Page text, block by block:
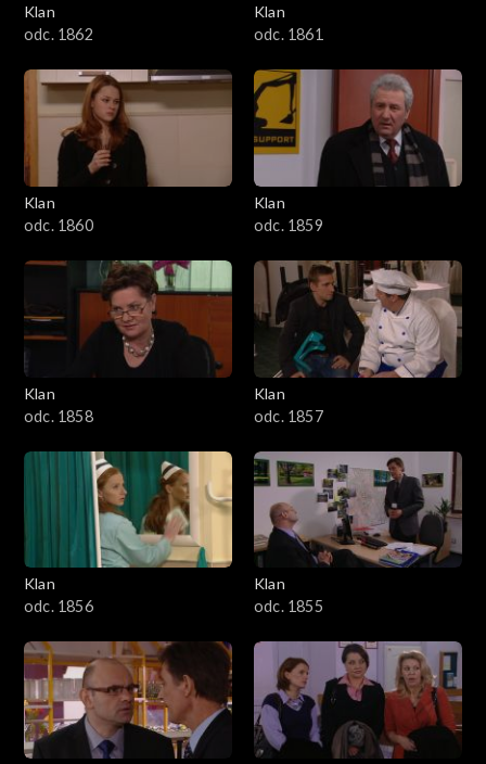
Klan
odc. 1862
Klan
odc. 1861
Klan
odc. 1860
Klan
odc. 1859
Klan
odc. 1858
Klan
odc. 1857
Klan
odc. 1856
Klan
odc. 1855